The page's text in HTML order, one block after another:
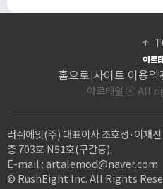
홈으로 사이트 이용약
아르테일 ⓒ All
러쉬에잇(주) 대표이사 조호성·이재
층 703호 N51호(구갈동)
E-mail :artalemod@naver.com
© RushEight Inc. All Rights